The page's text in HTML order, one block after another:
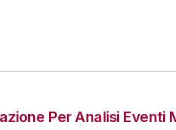
Per Analisi Eventi